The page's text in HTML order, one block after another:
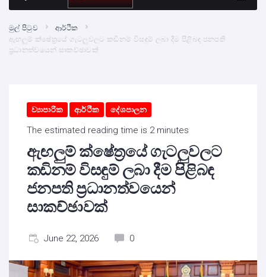
මුල් පිටුව
ආර්ථික
ඇඟලුම් ක්ෂේත්‍රයේ ගැටලුවලට කඩිනම් විසඳුම් ලබා දීම පිළිබඳ ජනපති
ප්‍රධානත්වයෙන් සාකච්ඡාවක්
ව්‍යාපාරික ආර්ථික දේශපාලන
The estimated reading time is 2 minutes
ඇඟලුම් ක්ෂේත්‍රයේ ගැටලුවලට
කඩිනම් විසඳුම් ලබා දීම පිළිබඳ
ජනපති ප්‍රධානත්වයෙන්
සාකච්ඡාවක්
June 22, 2026 0